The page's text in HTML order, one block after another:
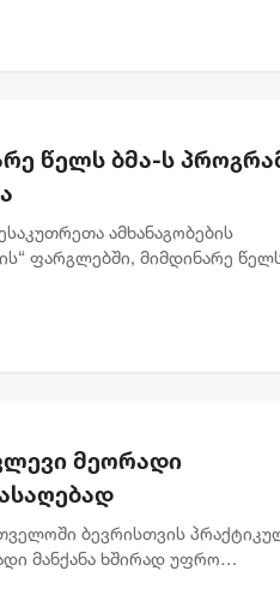
წელს ბმა-ს
ამხანაგობების
ფარგლებში, მიმდინარე
მეორადი
ბევრისთვის
მანქანა ხშირად უფრო